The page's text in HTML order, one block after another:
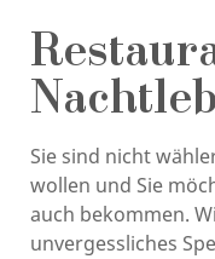
Sie sind nicht
wollen und Sie
auch bekommen.
unvergessliches